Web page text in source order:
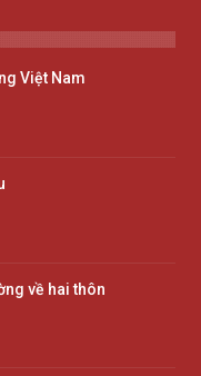
Việt Nam
về hai thôn